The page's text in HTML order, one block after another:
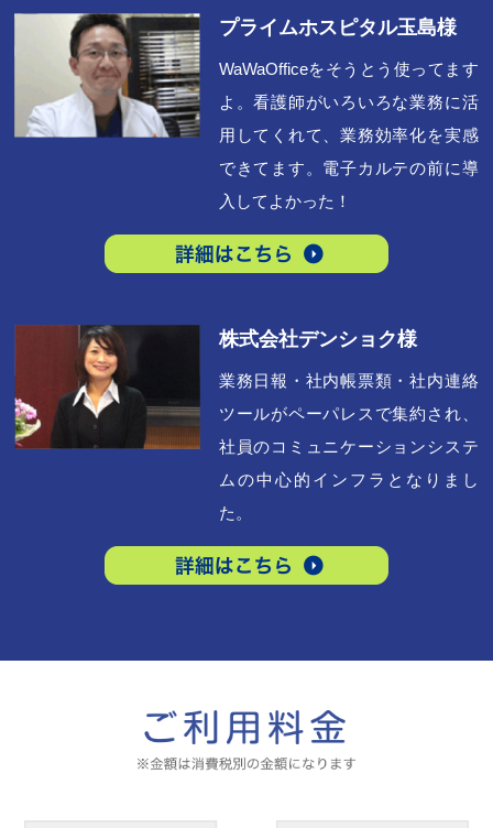
プライムホスピタル玉島様
WaWaOfficeをそうとう使ってます
よ。看護師がいろいろな業務に活
用してくれて、業務効率化を実感
できてます。電子カルテの前に導
入してよかった！
株式会社デンショク様
業務日報・社内帳票類・社内連絡
ツールがペーパレスで集約され、
社員のコミュニケーションシステ
ムの中心的インフラとなりまし
た。